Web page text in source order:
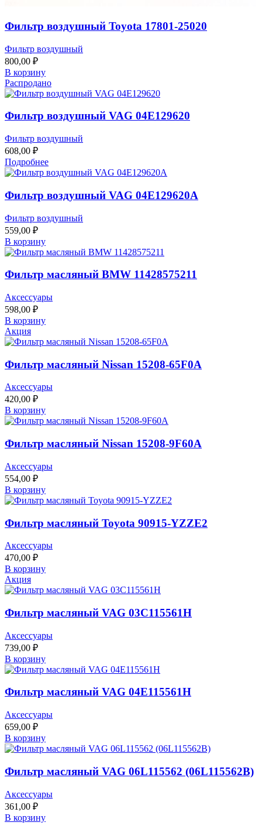
Фильтр воздушный Toyota 17801-25020
Фильтр воздушный
800,00 ₽
В корзину
Распродано
Фильтр воздушный VAG 04E129620
Фильтр воздушный
608,00 ₽
Подробнее
Фильтр воздушный VAG 04E129620A
Фильтр воздушный
559,00 ₽
В корзину
Фильтр масляный BMW 11428575211
Аксессуары
598,00 ₽
В корзину
Акция
Фильтр масляный Nissan 15208-65F0A
Аксессуары
420,00 ₽
В корзину
Фильтр масляный Nissan 15208-9F60A
Аксессуары
554,00 ₽
В корзину
Фильтр масляный Toyota 90915-YZZE2
Аксессуары
470,00 ₽
В корзину
Акция
Фильтр масляный VAG 03C115561H
Аксессуары
739,00 ₽
В корзину
Фильтр масляный VAG 04E115561H
Аксессуары
659,00 ₽
В корзину
Фильтр масляный VAG 06L115562 (06L115562B)
Аксессуары
361,00 ₽
В корзину